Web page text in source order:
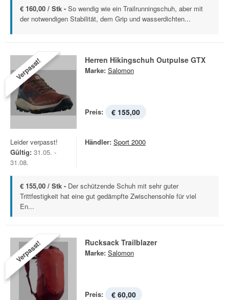
€ 160,00 / Stk - So wendig wie ein Trailrunningschuh, aber mit
der notwendigen Stabilität, dem Grip und wasserdichten...
Verpasst! Herren Hikingschuh Outpulse GTX
Marke: Salomon
Preis: € 155,00
Leider verpasst!
Gültig: 31.05. -
31.08.
Händler: Sport 2000
€ 155,00 / Stk - Der schützende Schuh mit sehr guter
Trittfestigkeit hat eine gut gedämpfte Zwischensohle für viel
En...
Verpasst! Rucksack Trailblazer
Marke: Salomon
Preis: € 60,00